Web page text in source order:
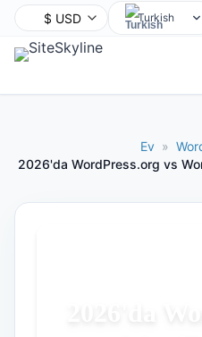
Turkish
Arabic
Ev »
2026'da WordPress.org vs